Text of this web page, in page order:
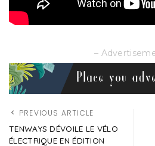
–
PREVIOUS ARTICLE
TENWAYS DÉVOILE LE VÉLO
ÉLECTRIQUE EN ÉDITION